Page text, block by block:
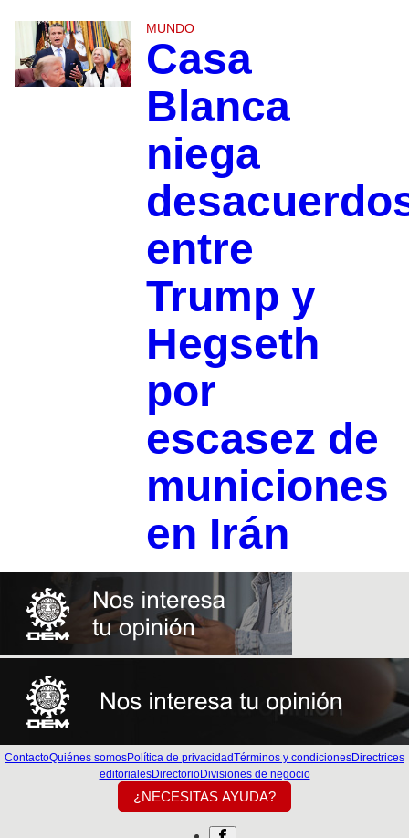
MUNDO
Casa
Blanca
niega
entre
Trump y
Hegseth
por
escasez de
municiones
en Irán
ContactoQuiénes somosPolítica de privacidadTérminos y condicionesDirectrices
editorialesDirectorioDivisiones de negocio
¿NECESITAS AYUDA?